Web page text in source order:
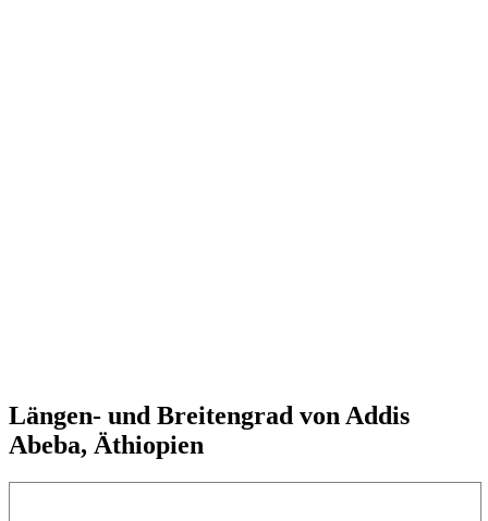
Längen- und Breitengrad von Addis
Abeba, Äthiopien